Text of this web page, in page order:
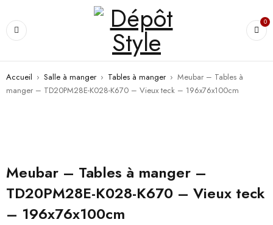
0
Accueil › Salle à manger › Tables à manger › Meubar – Tables à
manger – TD20PM28E-K028-K670 – Vieux teck – 196x76x100cm
Meubar – Tables à manger –
TD20PM28E-K028-K670 – Vieux teck
– 196x76x100cm